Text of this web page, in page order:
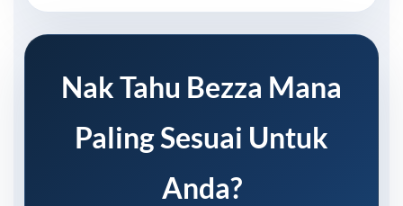
Nak Tahu Bezza Mana
Paling Sesuai Untuk
Anda?